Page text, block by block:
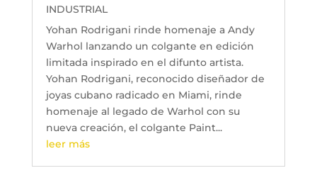
INDUSTRIAL
Yohan Rodrigani rinde homenaje a Andy
Warhol lanzando un colgante en edición
limitada inspirado en el difunto artista.
Yohan Rodrigani, reconocido diseñador de
joyas cubano radicado en Miami, rinde
homenaje al legado de Warhol con su
nueva creación, el colgante Paint...
leer más